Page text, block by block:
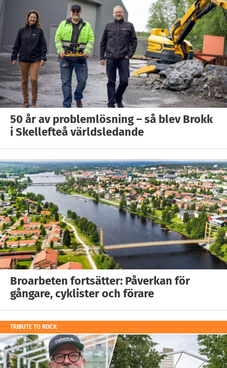
50 år av problemlösning – så blev Brokk
i Skellefteå världsledande
Broarbeten fortsätter: Påverkan för
gångare, cyklister och förare
TRIBUTE TO ROCK